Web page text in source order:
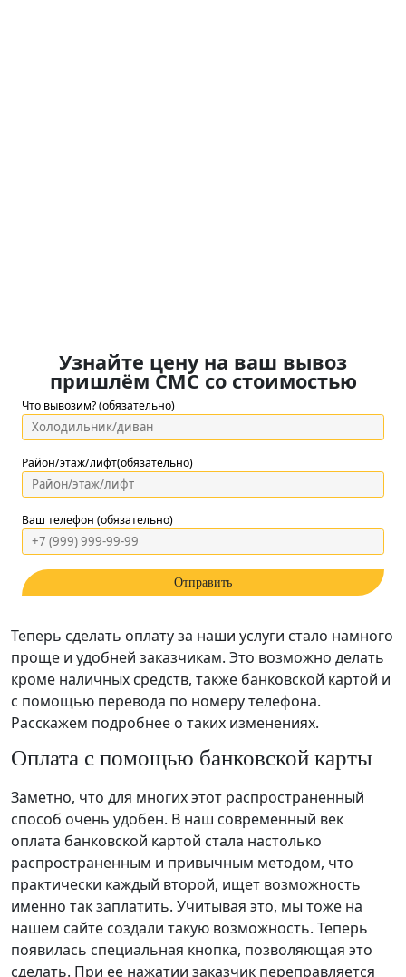
Узнайте цену на ваш вывоз
пришлём СМС со стоимостью
Что вывозим? (обязательно)
Район/этаж/лифт(обязательно)
Ваш телефон (обязательно)
Теперь сделать оплату за наши услуги стало намного
проще и удобней заказчикам. Это возможно делать
кроме наличных средств, также банковской картой и
с помощью перевода по номеру телефона.
Расскажем подробнее о таких изменениях.
Оплата с помощью банковской карты
Заметно, что для многих этот распространенный
способ очень удобен. В наш современный век
оплата банковской картой стала настолько
распространенным и привычным методом, что
практически каждый второй, ищет возможность
именно так заплатить. Учитывая это, мы тоже на
нашем сайте создали такую возможность. Теперь
появилась специальная кнопка, позволяющая это
сделать. При ее нажатии заказчик переправляется